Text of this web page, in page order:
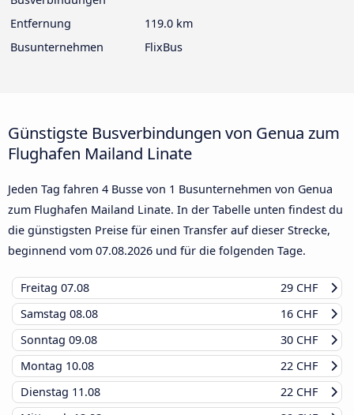
Entfernung
119.0 km
Busunternehmen
FlixBus
Günstigste Busverbindungen von Genua zum
Flughafen Mailand Linate
Jeden Tag fahren 4 Busse von 1 Busunternehmen von Genua
zum Flughafen Mailand Linate. In der Tabelle unten findest du
die günstigsten Preise für einen Transfer auf dieser Strecke,
beginnend vom 07.08.2026 und für die folgenden Tage.
Freitag 07.08
29 CHF
Samstag 08.08
16 CHF
Sonntag 09.08
30 CHF
Montag 10.08
22 CHF
Dienstag 11.08
22 CHF